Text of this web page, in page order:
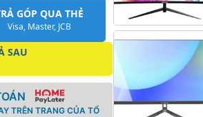
GÓP QUA THẺ
Visa, Master, JCB
SAU
TRÊN TRANG CỦA TỔ